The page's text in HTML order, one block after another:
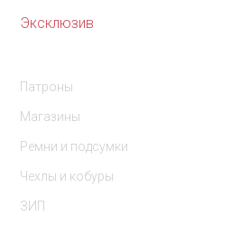
Эксклюзив
Патроны
Магазины
Ремни и подсумки
Чехлы и кобуры
ЗИП